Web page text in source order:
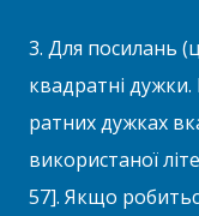
3. Для посилань
квадратні
ратних дужках
використаної
57]. Якщо